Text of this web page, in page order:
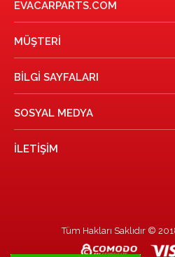
EVACARPARTS.COM
MÜŞTERI
BILGI SAYFALARI
SOSYAL MEDYA
İLETIŞIM
Tüm Hakları Saklıdır ©